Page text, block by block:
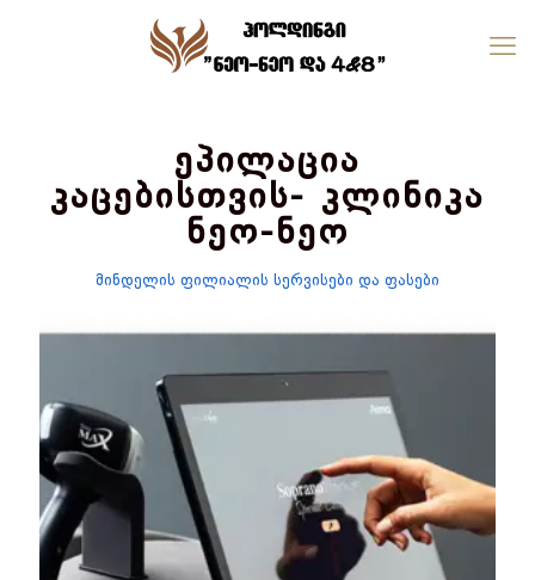
ეპილაცია
კაცებისთვის- კლინიკა
ნეო-ნეო
მინდელის ფილიალის სერვისები და ფასები